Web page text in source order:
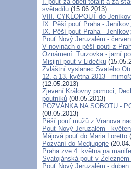
I. pouť za oběti totalit a za
světadílu (15.06.2013)
VIII. CYKLOPOUŤ do
IX. Pěší pouť Praha -
IX. Pěší pouť Praha -
Pouť Nový Jeruzalém -
V novinách o pěší pouti z
Oznámení: Turzovka - jarní
Misijní pouť v Lidečku
Zvláštní vyslanec Svatého
12. a 13. května 2013 -
(12.05.2013)
Zjevení Královny pomoci,
poutníků (08.05.2013)
POZVÁNKA NA SOBOTU -
(08.05.2013)
Pěší pouť mužů z Vranova
Pouť Nový Jeruzalém -
Májová pouť do Maria Loretto
Pozvání do Medjugorje
Praha zve 4. května na
Svatojánská pouť v Železném
Pouť Nový Jeruzalém - duben